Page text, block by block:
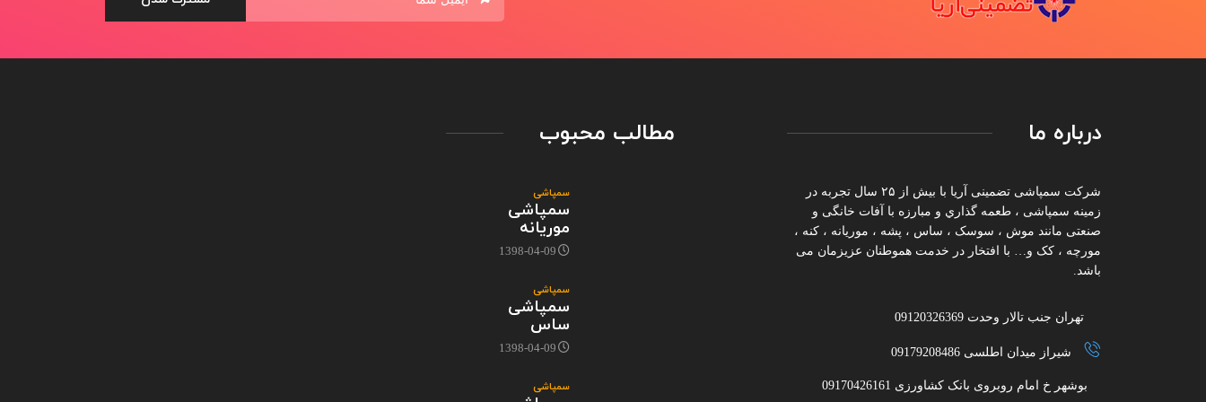
درباره ما
شرکت سمپاشی تضمینی آریا با بیش از ۲۵ سال تجربه در
زمینه سمپاشی ، طعمه گذاري و مبارزه با آفات خانگی و
صنعتی مانند موش ، سوسک ، ساس ، پشه ، موریانه ، کنه ،
مورچه ، کک و… با افتخار در خدمت هموطنان عزیزمان می
باشد.
تهران جنب تالار وحدت 09120326369
شیراز میدان اطلسی 09179208486
بوشهر خ امام روبروی بانک کشاورزی 09170426161
مطالب محبوب
سمپاشی
سمپاشی
موریانه
1398-04-09
سمپاشی
سمپاشی
ساس
1398-04-09
سمپاشی